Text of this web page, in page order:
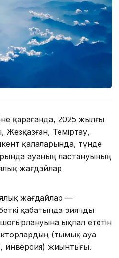
қарағанда, 2025 жылғы
Жезқазған, Теміртау,
қалаларында, түнде
ауаның ластануының
жағдайлар
жағдайлар —
қабатында зиянды
ықпал ететін
(тымық ауа
инверсия) жиынтығы.